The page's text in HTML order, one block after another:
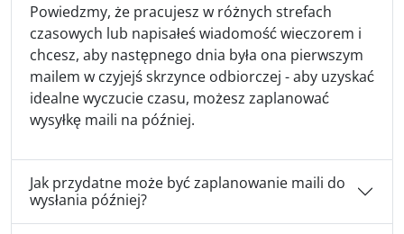
Powiedzmy, że pracujesz w różnych strefach
czasowych lub napisałeś wiadomość wieczorem i
chcesz, aby następnego dnia była ona pierwszym
mailem w czyjejś skrzynce odbiorczej - aby uzyskać
idealne wyczucie czasu, możesz zaplanować
wysyłkę maili na później.
Jak przydatne może być zaplanowanie maili do
wysłania później?